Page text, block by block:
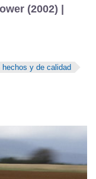
(2002) |
y de calidad